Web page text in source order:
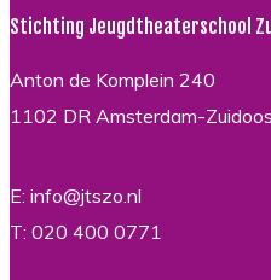
Stichting Jeugdtheaterschool
Anton de Komplein 240
1102 DR Amsterdam-
E: info@jtszo.nl
T: 020 400 0771